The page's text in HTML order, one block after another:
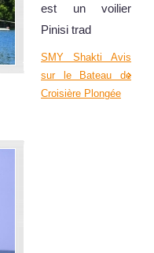
est un voilier
Pinisi trad
SMY Shakti Avis
sur le Bateau de
Croisière Plongée